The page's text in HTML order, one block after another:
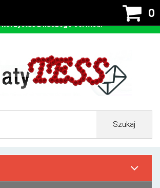
0
Szukaj
z cookies - czyli tzw ciastek w celu
Zaakceptuj przyjmowanie cookies
korzystać z naszego serwisu.